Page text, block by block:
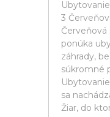
3
Červeňová
ponúka
záhrady,
súkromné
sa
Žiar, do